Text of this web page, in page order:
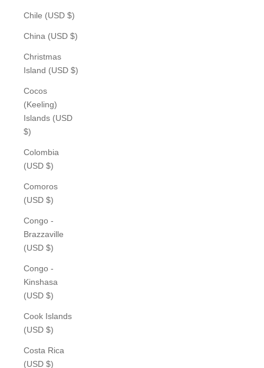
Chile (USD $)
China (USD $)
Christmas
Island (USD $)
Cocos
(Keeling)
Islands (USD
$)
Colombia
(USD $)
Comoros
(USD $)
Congo -
Brazzaville
(USD $)
Congo -
Kinshasa
(USD $)
Cook Islands
(USD $)
Costa Rica
(USD $)